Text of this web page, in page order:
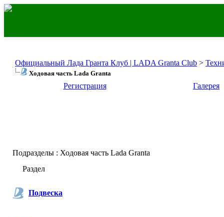
Официальный Лада Гранта Клуб | LADA Granta Club >
Ходовая часть Lada Granta
Регистрация Галерея
Подразделы : Ходовая часть Lada Granta
Раздел
Подвеска